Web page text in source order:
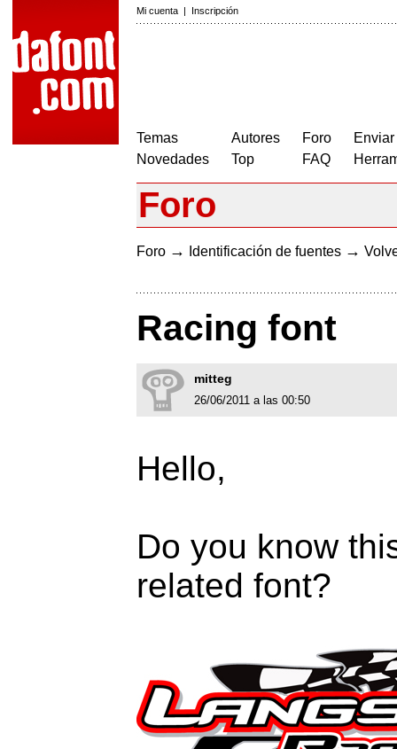
Mi cuenta | Inscripción
Temas
Novedades
Autores
Top
Foro
FAQ
Foro
Foro → Identificación de fuentes →
Racing font
mitteg
26/06/2011 a las 00:50
Hello,
Do you know
related font?